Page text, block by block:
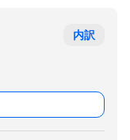
内訳